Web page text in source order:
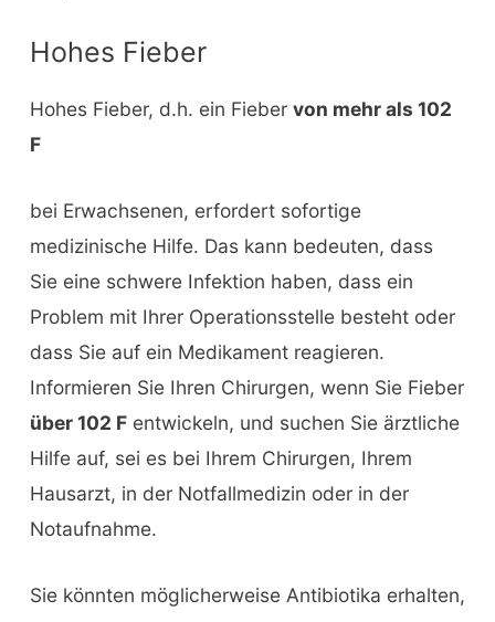
Hohes Fieber
Hohes Fieber, d.h. ein Fieber von mehr als 102
F
bei Erwachsenen, erfordert sofortige
medizinische Hilfe. Das kann bedeuten, dass
Sie eine schwere Infektion haben, dass ein
Problem mit Ihrer Operationsstelle besteht oder
dass Sie auf ein Medikament reagieren.
Informieren Sie Ihren Chirurgen, wenn Sie Fieber
über 102 Fentwickeln, und suchen Sie ärztliche
Hilfe auf, sei es bei Ihrem Chirurgen, Ihrem
Hausarzt, in der Notfallmedizin oder in der
Notaufnahme.
Sie könnten möglicherweise Antibiotika erhalten,